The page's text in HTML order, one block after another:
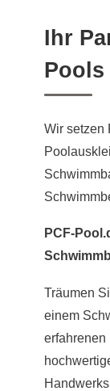
Ihr
Pools
Wir setzen
PCF-
Träumen
einem
erfahrenen